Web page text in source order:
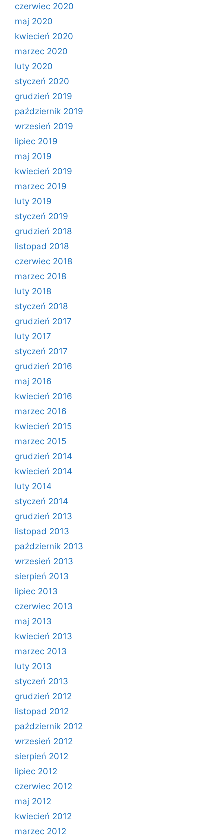
czerwiec 2020
maj 2020
kwiecień 2020
marzec 2020
luty 2020
styczeń 2020
grudzień 2019
październik 2019
wrzesień 2019
lipiec 2019
maj 2019
kwiecień 2019
marzec 2019
luty 2019
styczeń 2019
grudzień 2018
listopad 2018
czerwiec 2018
marzec 2018
luty 2018
styczeń 2018
grudzień 2017
luty 2017
styczeń 2017
grudzień 2016
maj 2016
kwiecień 2016
marzec 2016
kwiecień 2015
marzec 2015
grudzień 2014
kwiecień 2014
luty 2014
styczeń 2014
grudzień 2013
listopad 2013
październik 2013
wrzesień 2013
sierpień 2013
lipiec 2013
czerwiec 2013
maj 2013
kwiecień 2013
marzec 2013
luty 2013
styczeń 2013
grudzień 2012
listopad 2012
październik 2012
wrzesień 2012
sierpień 2012
lipiec 2012
czerwiec 2012
maj 2012
kwiecień 2012
marzec 2012